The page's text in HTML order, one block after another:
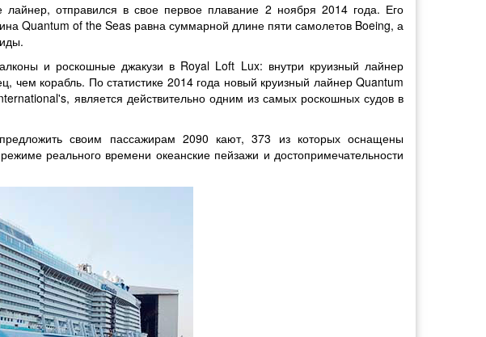
отправился в свое первое плавание 2 ноября 2014 года. Его
Quantum of the Seas равна суммарной длине пяти самолетов Boeing, а
и роскошные джакузи в Royal Loft Lux: внутри круизный лайнер
чем корабль. По статистике 2014 года новый круизный лайнер Quantum
является действительно одним из самых роскошных судов в
своим пассажирам 2090 кают, 373 из которых оснащены
реального времени океанские пейзажи и достопримечательности